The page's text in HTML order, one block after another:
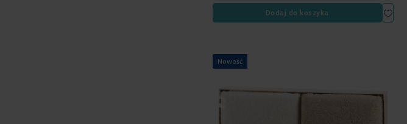
Dodaj do koszyka
Dodaj
do
Nowość